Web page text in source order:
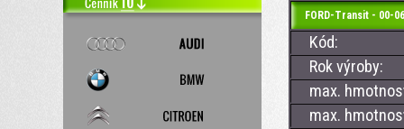
FORD-Transit - 00-
Kód:
Rok výroby:
max.
max.